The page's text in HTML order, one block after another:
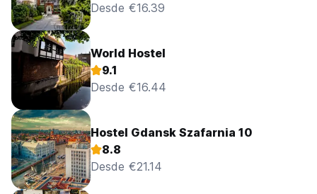
Desde €16.39
World Hostel
9.1
Desde €16.44
Hostel Gdansk Szafarnia 10
8.8
Desde €21.14